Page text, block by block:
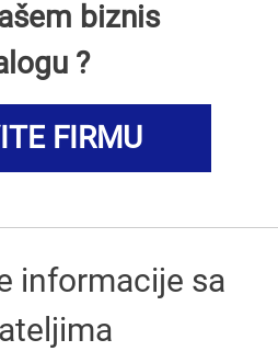
biznis
?
FIRMU
informacije sa